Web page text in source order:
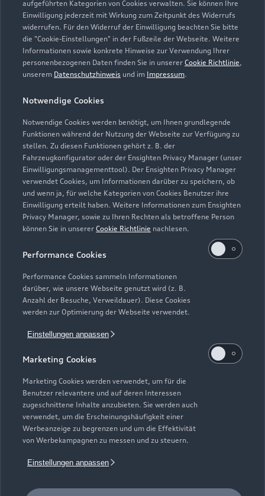
aufgeführten Kategorien von Cookies verwalten. Sie können Ihre
Einwilligung jederzeit mit Wirkung zum Zeitpunkt des Widerrufs
widerrufen. Für den Widerruf der Einwilligung beachten Sie bitte
die "Cookie-Einstellungen" in der Fußzeile der Webseite. Weitere
Informationen sowie konkrete Hinweise zur Verwendung Ihrer
personenbezogenen Daten finden Sie in unserer Cookie Richtlinie,
unserem Datenschutzhinweis und im Impressum.
Notwendige Cookies
Notwendige Cookies werden benötigt, um Ihnen grundlegende
Funktionen während der Nutzung der Webseite zur Verfügung zu
stellen. Zu diesen Funktionen gehört z. B. der
Fahrzeugkonfigurator oder der Ensighten Privacy Manager (unser
Einwilligungsmanagementtool). Der Ensighten Privacy Manager
verwendet Cookies, um Informationen darüber zu speichern, ob
und wenn ja, für welche Kategorien von Cookies Benutzer ihre
Einwilligung erteilt haben. Weitere Informationen zum Ensighten
Privacy Manager, sowie zu Ihren Rechten als betroffene Person
können Sie in unserer Cookie Richtlinie nachlesen.
Performance Cookies
Performance Cookies sammeln Informationen
darüber, wie unsere Webseite genutzt wird (z. B.
Anzahl der Besuche, Verweildauer). Diese Cookies
werden zur Optimierung der Webseite verwendet.
Einstellungen anpassen
Marketing Cookies
Marketing Cookies werden verwendet, um für die
Benutzer relevantere und auf deren Interessen
zugeschnittene Inhalte anzubieten. Sie werden auch
verwendet, um die Erscheinungshäufigkeit einer
Werbeanzeige zu begrenzen und um die Effektivität
von Werbekampagnen zu messen und zu steuern.
Einstellungen anpassen
Zur Reparatur
Zurück nach oben
Modelle
Elektromodelle
Plug-in-Hybride
Neuwagensuche
Gebrauchtwagensuche
Geschäftskunden
Service & Zubehör
Saisonale Angebote
Audi Services
Garantie
Audi digital services
myAudi
Support
Audi Code
Häufige Fragen (FAQ)
Audi Online Beratung
Online-Terminvereinbarung
Servicekontakt
Über Audi
Unternehmen
Karriere
Investor Relations
© 2026 AUDI AG. Alle Rechte vorbehalten
Impressum Rechtliches
Cookie-Richtlinie